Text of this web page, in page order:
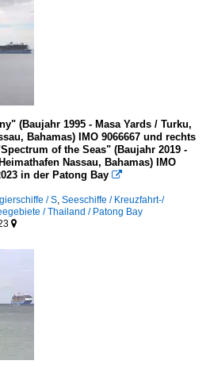
(Baujahr 1995 - Masa Yards / Turku,
Bahamas) IMO 9066667 und rechts
of the Seas" (Baujahr 2019 -
Nassau, Bahamas) IMO
in der Patong Bay 
/ S, Seeschiffe / Kreuzfahrt-/
/ Thailand / Patong Bay
